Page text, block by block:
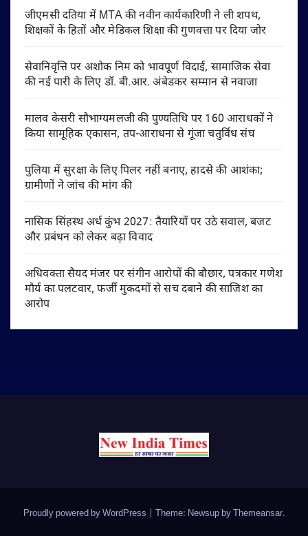
जीएमसी दतिया में MTA की नवीन कार्यकारिणी ने ली शपथ,
शिक्षकों के हितों और मेडिकल शिक्षा की गुणवत्ता पर दिया जोर
सेवानिवृत्ति पर अशोक निम को भावपूर्ण विदाई, सामाजिक सेवा
की नई पारी के लिए डॉ. बी.आर. अंबेडकर सम्मान से नवाजा
मालव केसरी सौभाग्यमलजी की पुण्यतिथि पर 160 आराधकों ने
किया सामूहिक एकासन, तप-आराधना से गूंजा चतुर्विध संघ
पुलिया में सुरक्षा के लिए पिलर नहीं बनाए, हादसे की आशंका;
ग्रामीणों ने जांच की मांग की
नासिक सिंहस्थ अर्ध कुंभ 2027: तैयारियों पर उठे सवाल, बजट
और प्रबंधन को लेकर बढ़ा विवाद
अधिवक्ता सैयद मंजर पर संगीन आरोपों की बौछार, पत्रकार गणेश
मौर्य का पलटवार, फर्जी मुकदमों से सच दबाने की साजिश का
आरोप
Proudly powered by WordPress Theme: Newsup byThemeansar.